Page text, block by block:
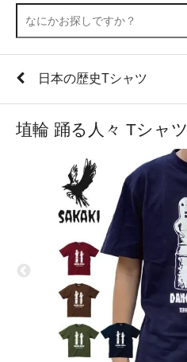
日本の歴史Tシャツ
埴輪 踊る人々 Tシャツ